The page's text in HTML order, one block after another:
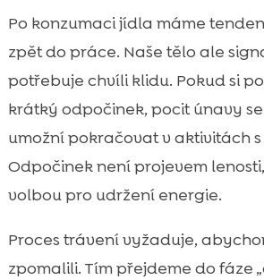
Po konzumaci jídla máme
zpět do práce. Naše tělo ale
potřebuje chvíli klidu. Pokud si
krátký odpočinek, pocit únavy se
umožní pokračovat v aktivitách
Odpočinek není projevem
volbou pro udržení energie.
Proces trávení vyžaduje,
zpomalili. Tím přejdeme do fáze